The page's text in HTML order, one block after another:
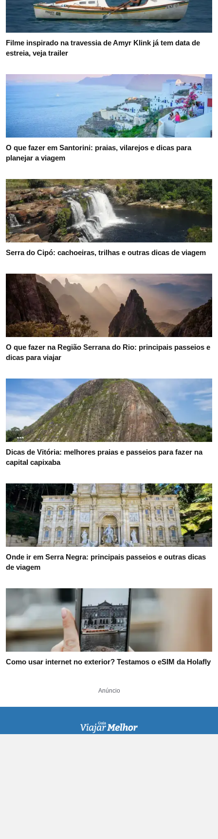
Filme inspirado na travessia de Amyr Klink já tem data de
estreia, veja trailer
O que fazer em Santorini: praias, vilarejos e dicas para
planejar a viagem
Serra do Cipó: cachoeiras, trilhas e outras dicas de viagem
O que fazer na Região Serrana do Rio: principais passeios e
dicas para viajar
Dicas de Vitória: melhores praias e passeios para fazer na
capital capixaba
Onde ir em Serra Negra: principais passeios e outras dicas
de viagem
Como usar internet no exterior? Testamos o eSIM da Holafly
Anúncio